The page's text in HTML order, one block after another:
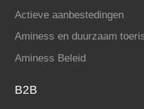
Actieve aanbestedingen
Aminess en duurzaam
Aminess Beleid
B2B